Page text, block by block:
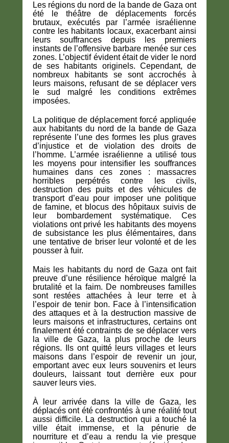
Les régions du nord de la bande de Gaza ont
été le théâtre de déplacements forcés
brutaux, exécutés par l’armée israélienne
contre les habitants locaux, exacerbant ainsi
leurs souffrances depuis les premiers
instants de l’offensive barbare menée sur ces
zones. L’objectif évident était de vider le nord
de ses habitants originels. Cependant, de
nombreux habitants se sont accrochés à
leurs maisons, refusant de se déplacer vers
le sud malgré les conditions extrêmes
imposées.
La politique de déplacement forcé appliquée
aux habitants du nord de la bande de Gaza
représente l’une des formes les plus graves
d’injustice et de violation des droits de
l’homme. L’armée israélienne a utilisé tous
les moyens pour intensifier les souffrances
humaines dans ces zones : massacres
horribles perpétrés contre les civils,
destruction des puits et des véhicules de
transport d’eau pour imposer une politique
de famine, et blocus des hôpitaux suivis de
leur bombardement systématique. Ces
violations ont privé les habitants des moyens
de subsistance les plus élémentaires, dans
une tentative de briser leur volonté et de les
pousser à fuir.
Mais les habitants du nord de Gaza ont fait
preuve d’une résilience héroïque malgré la
brutalité et la faim. De nombreuses familles
sont restées attachées à leur terre et à
l’espoir de tenir bon. Face à l’intensification
des attaques et à la destruction massive de
leurs maisons et infrastructures, certains ont
finalement été contraints de se déplacer vers
la ville de Gaza, la plus proche de leurs
régions. Ils ont quitté leurs villages et leurs
maisons dans l’espoir de revenir un jour,
emportant avec eux leurs souvenirs et leurs
douleurs, laissant tout derrière eux pour
sauver leurs vies.
À leur arrivée dans la ville de Gaza, les
déplacés ont été confrontés à une réalité tout
aussi difficile. La destruction qui a touché la
ville était immense, et la pénurie de
nourriture et d’eau a rendu la vie presque